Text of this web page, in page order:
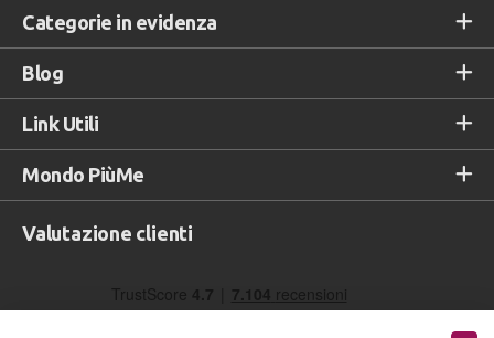
Categorie in evidenza
Blog
Link Utili
Mondo PiùMe
Valutazione clienti